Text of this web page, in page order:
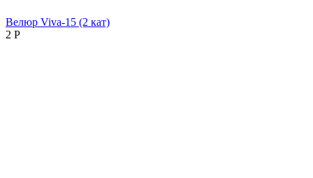
Велюр Viva-15 (2 кат)
2 Р